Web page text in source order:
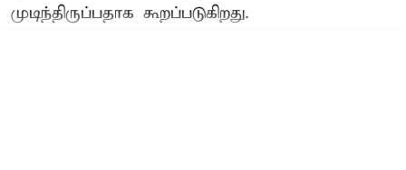
முடிந்திருப்பதாக கூறப்படுகிறது.